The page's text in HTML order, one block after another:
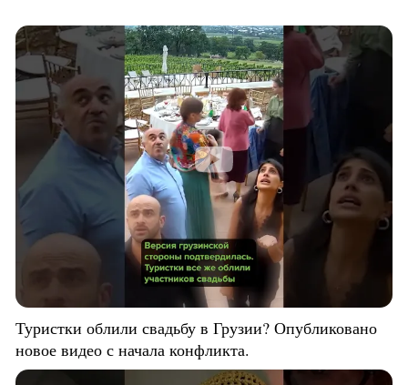
Туристки облили свадьбу в Грузии? Опубликовано
новое видео с начала конфликта.